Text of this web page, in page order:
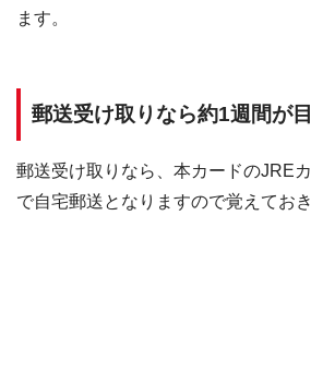
ます。
郵送受け取りなら約1週間が
郵送受け取りなら、本カードのJRE
で自宅郵送となりますので覚えてお